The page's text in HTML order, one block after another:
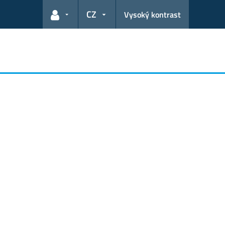
Odkazy pro uživatele
CZ Vysoký kontrast